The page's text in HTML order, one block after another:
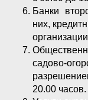
Банки
них,
садово-
20.00 часов.